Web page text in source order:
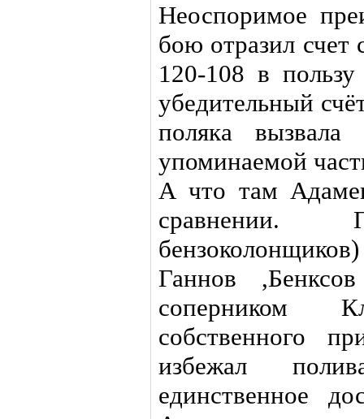
Неоспоримое
бою отразил счет
120-108 в
убедительный
поляка
упоминаемой
А что там
сравнении.
Ганнов
соперником
собственного
избежал
единственное